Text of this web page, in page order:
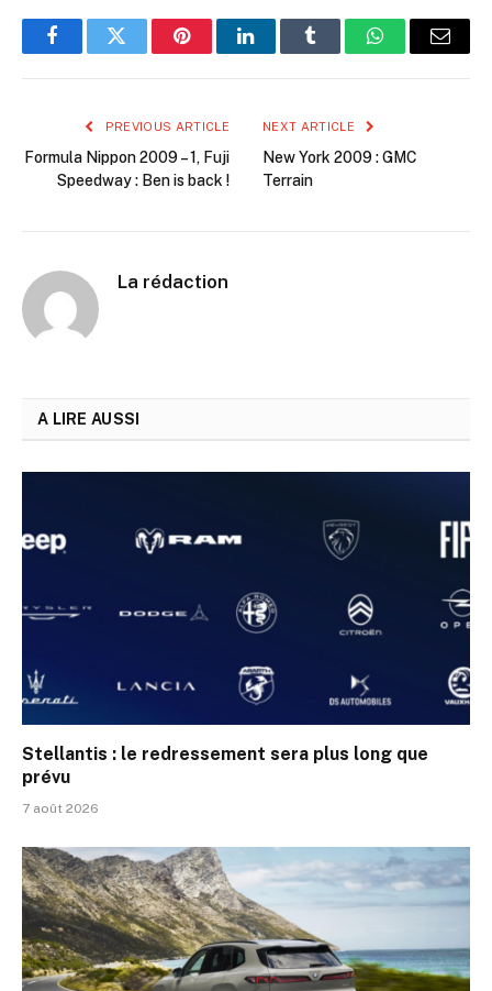
FacebookTwitter PinterestLinkedInTumblr WhatsAppEmail
PREVIOUS ARTICLE
Formula Nippon 2009 – 1, Fuji
Speedway : Ben is back !
NEXT ARTICLE
New York 2009 : GMC
Terrain
La rédaction
A LIRE AUSSI
Stellantis : le redressement sera plus long que
prévu
7 août 2026